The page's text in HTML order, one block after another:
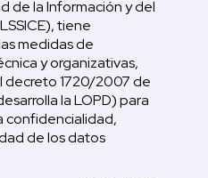
de la Información y del
tiene
medidas de
y organizativas,
decreto 1720/2007 de
la LOPD) para
confidencialidad,
de los datos